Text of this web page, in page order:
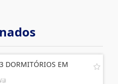
DORMITÓRIOS EM